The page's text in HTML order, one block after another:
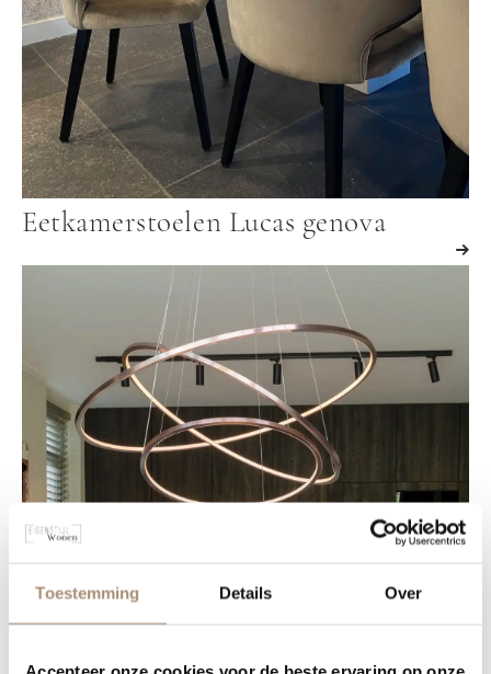
Toestemming Details Over
Eetkamerstoelen Lucas genova